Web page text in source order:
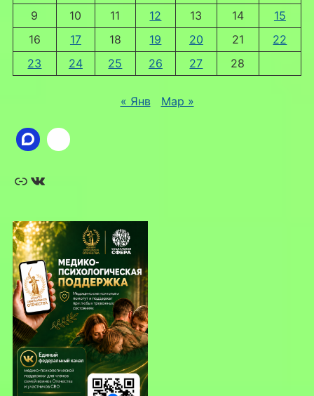
9
10 11 12 13 14
15
16
17 18 19 20 21
22
23
24 25 26 27 28
« Янв Мар »
Ссылка